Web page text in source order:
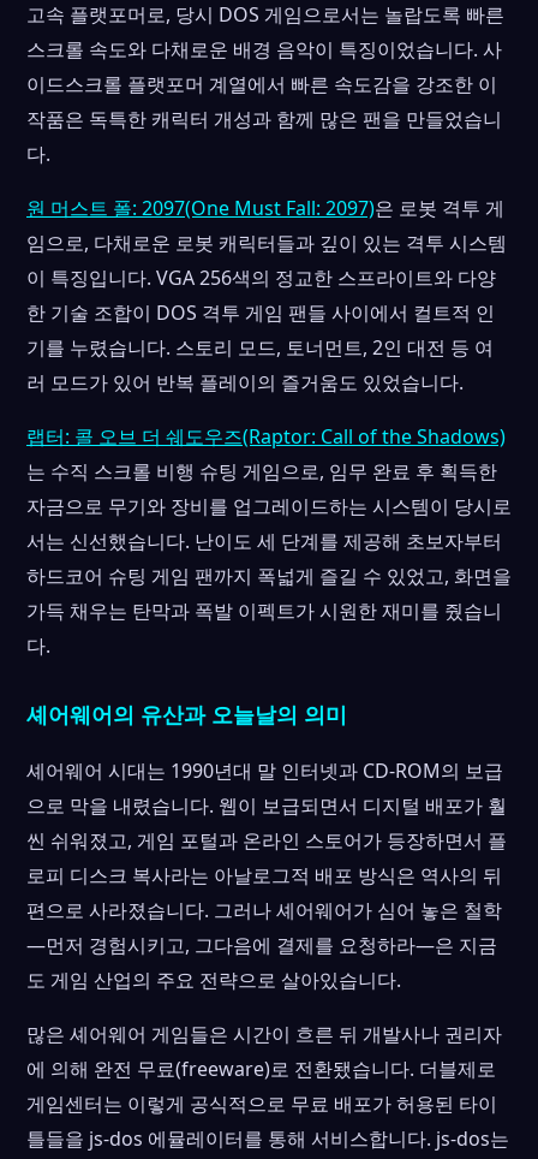
고속 플랫포머로, 당시 DOS 게임으로서는 놀랍도록 빠른
스크롤 속도와 다채로운 배경 음악이 특징이었습니다. 사
이드스크롤 플랫포머 계열에서 빠른 속도감을 강조한 이
작품은 독특한 캐릭터 개성과 함께 많은 팬을 만들었습니
다.
원 머스트 폴: 2097(One Must Fall: 2097)은 로봇 격투 게
임으로, 다채로운 로봇 캐릭터들과 깊이 있는 격투 시스템
이 특징입니다. VGA 256색의 정교한 스프라이트와 다양
한 기술 조합이 DOS 격투 게임 팬들 사이에서 컬트적 인
기를 누렸습니다. 스토리 모드, 토너먼트, 2인 대전 등 여
러 모드가 있어 반복 플레이의 즐거움도 있었습니다.
랩터: 콜 오브 더 쉐도우즈(Raptor: Call of the Shadows)
는 수직 스크롤 비행 슈팅 게임으로, 임무 완료 후 획득한
자금으로 무기와 장비를 업그레이드하는 시스템이 당시로
서는 신선했습니다. 난이도 세 단계를 제공해 초보자부터
하드코어 슈팅 게임 팬까지 폭넓게 즐길 수 있었고, 화면을
가득 채우는 탄막과 폭발 이펙트가 시원한 재미를 줬습니
다.
셰어웨어의 유산과 오늘날의 의미
셰어웨어 시대는 1990년대 말 인터넷과 CD-ROM의 보급
으로 막을 내렸습니다. 웹이 보급되면서 디지털 배포가 훨
씬 쉬워졌고, 게임 포털과 온라인 스토어가 등장하면서 플
로피 디스크 복사라는 아날로그적 배포 방식은 역사의 뒤
편으로 사라졌습니다. 그러나 셰어웨어가 심어 놓은 철학
—먼저 경험시키고, 그다음에 결제를 요청하라—은 지금
도 게임 산업의 주요 전략으로 살아있습니다.
많은 셰어웨어 게임들은 시간이 흐른 뒤 개발사나 권리자
에 의해 완전 무료(freeware)로 전환됐습니다. 더블제로
게임센터는 이렇게 공식적으로 무료 배포가 허용된 타이
틀들을 js-dos 에뮬레이터를 통해 서비스합니다. js-dos는